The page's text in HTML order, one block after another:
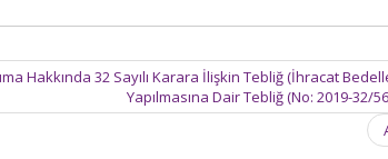
Hakkında 32 Sayılı Karara İlişkin Tebliğ (İhracat
Yapılmasına Dair Tebliğ (No: 2019-32/